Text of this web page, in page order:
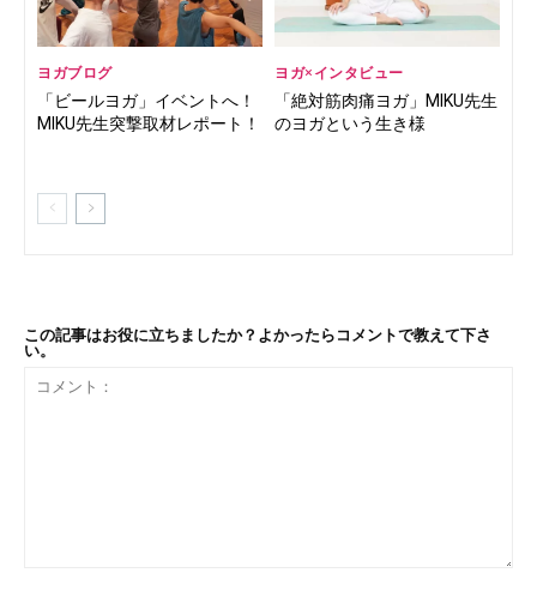
ヨガブログ
「ビールヨガ」イベントへ！
MIKU先生突撃取材レポート！
ヨガ×インタビュー
「絶対筋肉痛ヨガ」MIKU先生
のヨガという生き様
この記事はお役に立ちましたか？よかったらコメントで教えて下さ
い。